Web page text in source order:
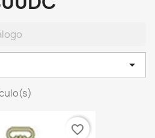

favorite_border